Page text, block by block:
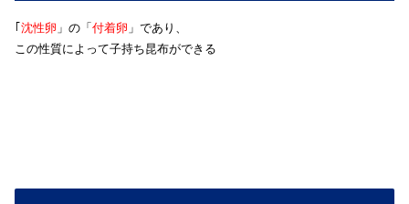
沈性卵 」の「 付着卵 」であり、
この性質によって子持ち昆布ができる